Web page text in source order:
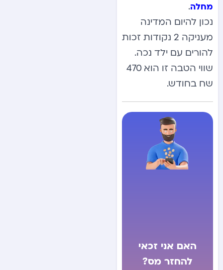
מחלה.
נכון להיום המדינה
מעניקה 2 נקודות זכות
להורים עם ילד נכה.
שווי הטבה זו הוא 470
שח בחודש.
האם אני זכאי
להחזר מס?